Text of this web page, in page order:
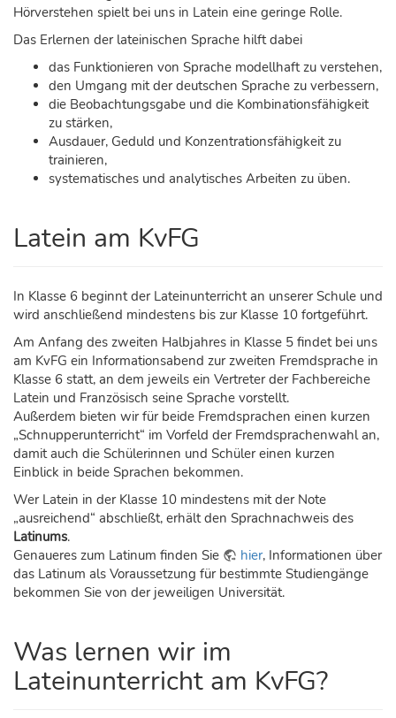
Hörverstehen spielt bei uns in Latein eine geringe Rolle.
Das Erlernen der lateinischen Sprache hilft dabei
das Funktionieren von Sprache modellhaft zu verstehen,
den Umgang mit der deutschen Sprache zu verbessern,
die Beobachtungsgabe und die Kombinationsfähigkeit
zu stärken,
Ausdauer, Geduld und Konzentrationsfähigkeit zu
trainieren,
systematisches und analytisches Arbeiten zu üben.
Latein am KvFG
In Klasse 6 beginnt der Lateinunterricht an unserer Schule und
wird anschließend mindestens bis zur Klasse 10 fortgeführt.
Am Anfang des zweiten Halbjahres in Klasse 5 findet bei uns
am KvFG ein Informationsabend zur zweiten Fremdsprache in
Klasse 6 statt, an dem jeweils ein Vertreter der Fachbereiche
Latein und Französisch seine Sprache vorstellt.
Außerdem bieten wir für beide Fremdsprachen einen kurzen
„Schnupperunterricht“ im Vorfeld der Fremdsprachenwahl an,
damit auch die Schülerinnen und Schüler einen kurzen
Einblick in beide Sprachen bekommen.
Wer Latein in der Klasse 10 mindestens mit der Note
„ausreichend“ abschließt, erhält den Sprachnachweis des
Latinums.
Genaueres zum Latinum finden Sie
hier, Informationen über
das Latinum als Voraussetzung für bestimmte Studiengänge
bekommen Sie von der jeweiligen Universität.
Was lernen wir im
Lateinunterricht am KvFG?